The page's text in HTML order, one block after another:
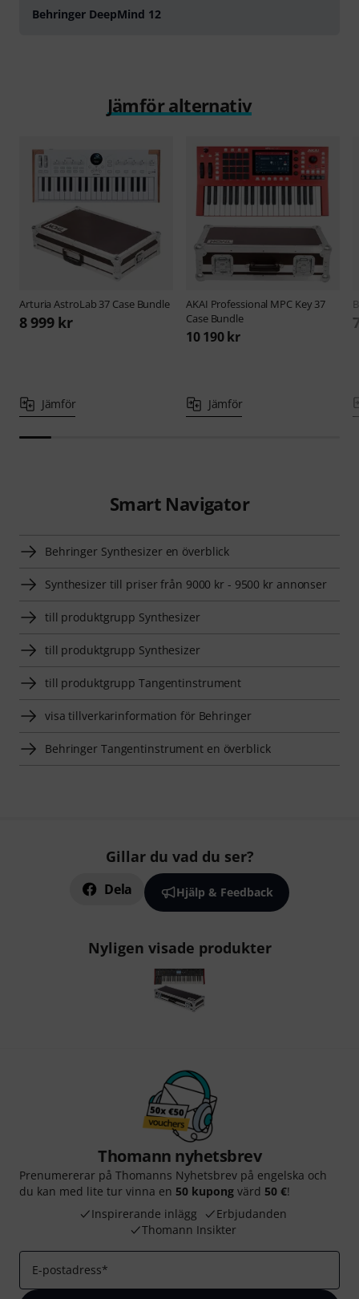
Behringer DeepMind 12
Jämför alternativ
ArturiaAstroLab 37 Case Bundle
8 999 kr
Jämför
AKAI Professional MPC Key 37
Case Bundle
10 190 kr
Jämför
Smart Navigator
Behringer Synthesizer en överblick
Synthesizer till priser från 9000 kr - 9500 kr annonser
till produktgrupp Synthesizer
till produktgrupp Synthesizer
till produktgrupp Tangentinstrument
visa tillverkarinformation för Behringer
Behringer Tangentinstrument en överblick
Gillar du vad du ser?
Dela Hjälp & Feedback
Nyligen visade produkter
Thomann nyhetsbrev
Prenumererar på Thomanns Nyhetsbrev på engelska och
du kan med lite tur vinna en 50 kupong värd 50 €!
Inspirerande inlägg
Erbjudanden
Thomann Insikter
E-postadress*